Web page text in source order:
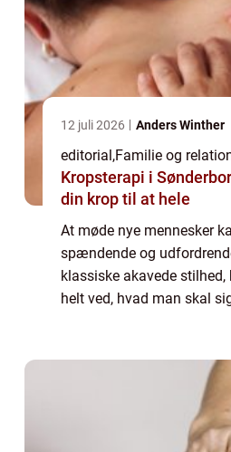
12 juli 2026 Anders Winther
editorial,Familie og
Kropsterapi i
din krop til at hele
At møde nye mennesker
spændende og
klassiske akavede
helt ved, hvad man skal